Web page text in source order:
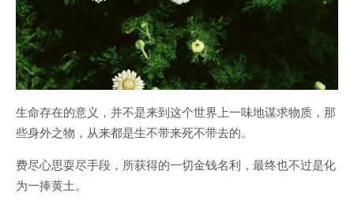
生命存在的意义，并不是来到这个世界上一味地谋求物质，那
些身外之物，从来都是生不带来死不带去的。
费尽心思耍尽手段，所获得的一切金钱名利，最终也不过是化
为一捧黄土。